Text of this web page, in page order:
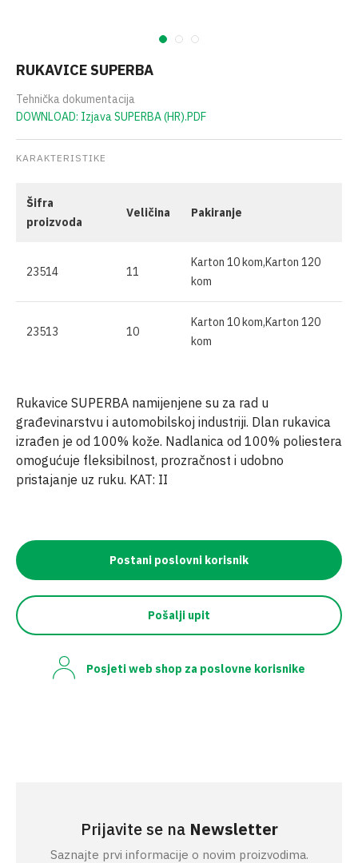
RUKAVICE SUPERBA
Tehnička dokumentacija
DOWNLOAD: Izjava SUPERBA (HR).PDF
KARAKTERISTIKE
Šifra
proizvoda
Veličina Pakiranje
23514 11
Karton 10 kom,Karton 120
kom
23513 10
Karton 10 kom,Karton 120
kom
Rukavice SUPERBA namijenjene su za rad u
građevinarstvu i automobilskoj industriji. Dlan rukavica
izrađen je od 100% kože. Nadlanica od 100% poliestera
omogućuje fleksibilnost, prozračnost i udobno
pristajanje uz ruku. KAT: II
Postani poslovni korisnik
Pošalji upit
Posjeti web shop za poslovne korisnike
Prijavite se na Newsletter
Saznajte prvi informacije o novim proizvodima.